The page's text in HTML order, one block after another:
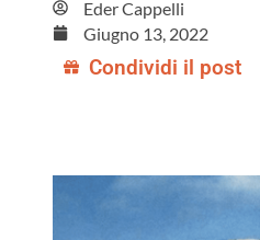
Eder Cappelli
Giugno 13, 2022
Condividi il post